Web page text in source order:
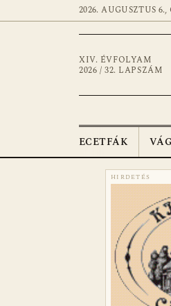
2026. AUGUSZTUS
XIV. ÉVFOLYAM
2026 / 32. LAPSZÁM
ECETFÁK
HIRDETÉS